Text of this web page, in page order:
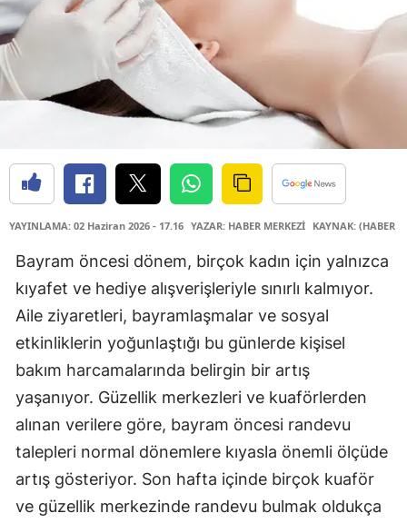
YAYINLAMA: 02 Haziran 2026 - 17.16 YAZAR: HABER MERKEZİ KAYNAK: (HABER
Bayram öncesi dönem, birçok kadın için yalnızca
kıyafet ve hediye alışverişleriyle sınırlı kalmıyor.
Aile ziyaretleri, bayramlaşmalar ve sosyal
etkinliklerin yoğunlaştığı bu günlerde kişisel
bakım harcamalarında belirgin bir artış
yaşanıyor. Güzellik merkezleri ve kuaförlerden
alınan verilere göre, bayram öncesi randevu
talepleri normal dönemlere kıyasla önemli ölçüde
artış gösteriyor. Son hafta içinde birçok kuaför
ve güzellik merkezinde randevu bulmak oldukça